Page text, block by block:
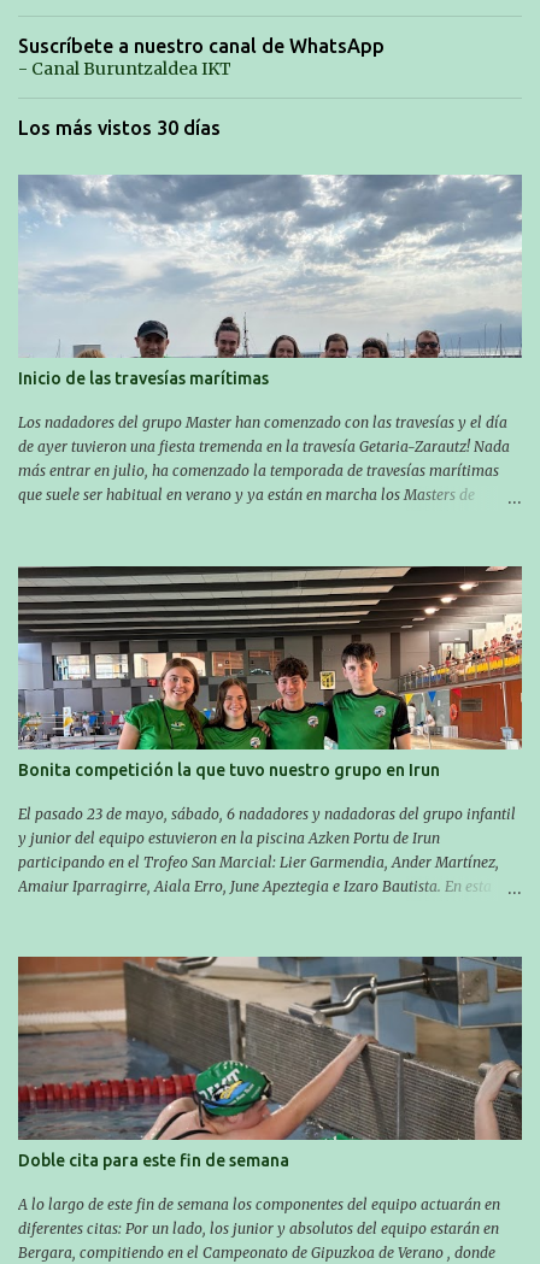
Suscríbete a nuestro canal de WhatsApp
- Canal Buruntzaldea IKT
Los más vistos 30 días
Inicio de las travesías marítimas
Los nadadores del grupo Master han comenzado con las travesías y el día
de ayer tuvieron una fiesta tremenda en la travesía Getaria-Zarautz! Nada
más entrar en julio, ha comenzado la temporada de travesías marítimas
que suele ser habitual en verano y ya están en marcha los Masters de
próxima cita. Para empezar, el 13 de julio, Manu Santos participó en la
XXXVIII. Travesía a nado de Ondarroa y recorrió una distancia de 1600
metros en 28 minutos y 30 segundos. Al día siguiente, Manu Santos y su
compañero Asier Gorostegi participaron en la V. San Antón Bira. En esta
travesía se realiza un recorrido desde la playa de Gaztetape hasta la playa
de Malkorbe, pero debido al estado del mar de aquel día, la organización
decidió hacerlo en el interior de la bahía de la playa de Malkorbe. Así,
Asier completó el recorrido en 29 minutos y 30 segundos, c...
Bonita competición la que tuvo nuestro grupo en Irun
El pasado 23 de mayo, sábado, 6 nadadores y nadadoras del grupo infantil
y junior del equipo estuvieron en la piscina Azken Portu de Irun
participando en el Trofeo San Marcial: Lier Garmendia, Ander Martínez,
Amaiur Iparragirre, Aiala Erro, June Apeztegia e Izaro Bautista. En esta
marcas. A pesar de no conseguir marca, pasaron una tarde muy buena y
sirvió para reforzar su experiencia. La mayoría ya ha terminado la
temporada, pero seguiremos trabajando con quienes están en la recta final,
trabajando para que cada uno consiga sus objetivos personales. BRNPWR!
Doble cita para este fin de semana
A lo largo de este fin de semana los componentes del equipo actuarán en
diferentes citas: Por un lado, los junior y absolutos del equipo estarán en
Bergara, compitiendo en el Campeonato de Gipuzkoa de Verano , donde